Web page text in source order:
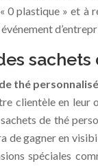
0 plastique » et à
sachets
thé personnalisé
clientèle en leur
de thé
de gagner en
spéciales